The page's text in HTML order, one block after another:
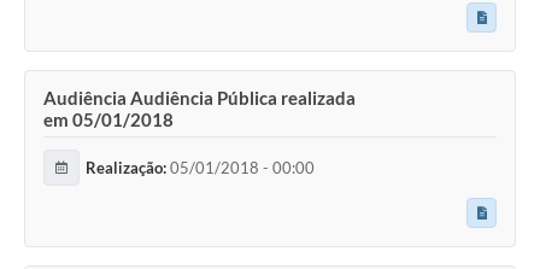
Audiência Audiência Pública realizada
em 05/01/2018
Realização:05/01/2018 - 00:00